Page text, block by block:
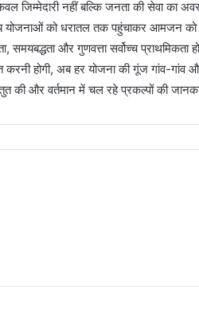
जिम्मेदारी नहीं बल्कि जनता की सेवा का
योजनाओं को धरातल तक पहुंचाकर आमजन को
समयबद्धता और गुणवत्ता सर्वोच्च
करनी होगी, अब हर योजना की गूंज गांव-
की और वर्तमान में चल रहे प्रकल्पों की